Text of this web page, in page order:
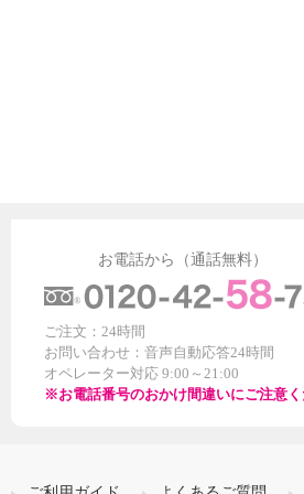
お電話から（通話無料）
ご注文：24時間
お問い合わせ：音声自動応答24時間
オペレーター対応 9:00～21:00
※お電話番号のおかけ間違いにご注意